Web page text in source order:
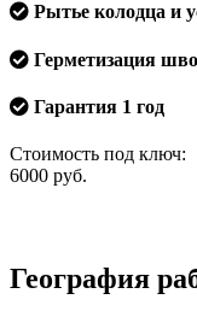
Рытье колодца и
Герметизация
Гарантия 1 год
Стоимость под ключ:
6000 руб.
География